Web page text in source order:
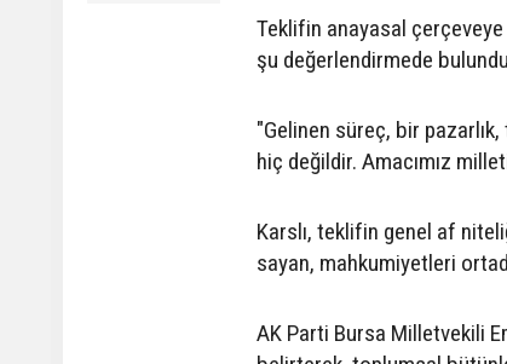
Teklifin anayasal çerçeveye
şu değerlendirmede
"Gelinen süreç, bir
hiç değildir. Amacımız
Karslı, teklifin genel af
sayan, mahkumiyetleri
AK Parti Bursa Milletvekili